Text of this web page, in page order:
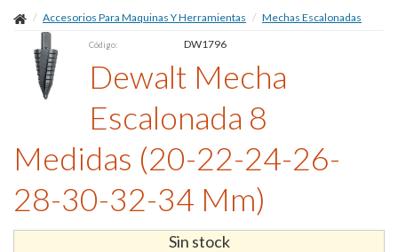
Accesorios Para Maquinas Y Herramientas Mechas Escalonadas
Código: DW1796
Dewalt Mecha
Escalonada 8
Medidas (20-22-24-26-
28-30-32-34 Mm)
Sin stock